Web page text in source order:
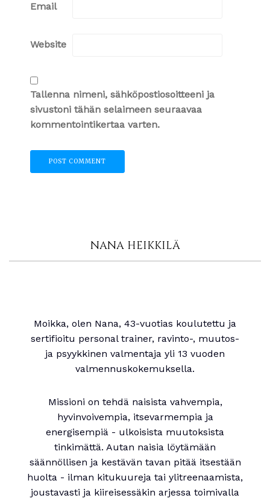
Email
Website
Tallenna nimeni, sähköpostiosoitteeni ja
sivustoni tähän selaimeen seuraavaa
kommentointikertaa varten.
NANA HEIKKILÄ
Moikka, olen Nana, 43-vuotias koulutettu ja
sertifioitu personal trainer, ravinto-, muutos-
ja psyykkinen valmentaja yli 13 vuoden
valmennuskokemuksella.
Missioni on tehdä naisista vahvempia,
hyvinvoivempia, itsevarmempia ja
energisempiä - ulkoisista muutoksista
tinkimättä. Autan naisia löytämään
säännöllisen ja kestävän tavan pitää itsestään
huolta - ilman kitukuureja tai ylitreenaamista,
joustavasti ja kiireisessäkin arjessa toimivalla